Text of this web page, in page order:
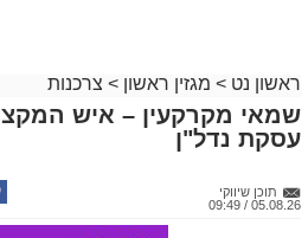
ראשון נט > מגזין ראשון > צרכנות
שמאי מקרקעין – איש
עסקת נדל"ן
תוכן שיווקי
05.08.26 / 09:49